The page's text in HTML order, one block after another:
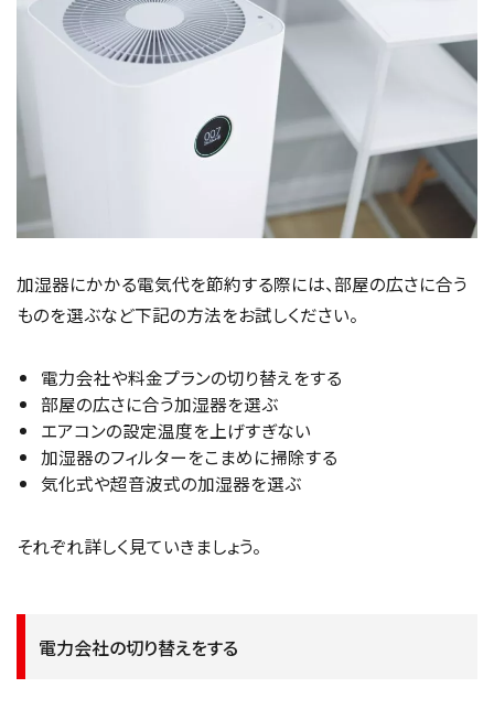
加湿器にかかる電気代を節約する際には、部屋の広さに合う
ものを選ぶなど下記の方法をお試しください。
電力会社や料金プランの切り替えをする
部屋の広さに合う加湿器を選ぶ
エアコンの設定温度を上げすぎない
加湿器のフィルターをこまめに掃除する
気化式や超音波式の加湿器を選ぶ
それぞれ詳しく見ていきましょう。
電力会社の切り替えをする